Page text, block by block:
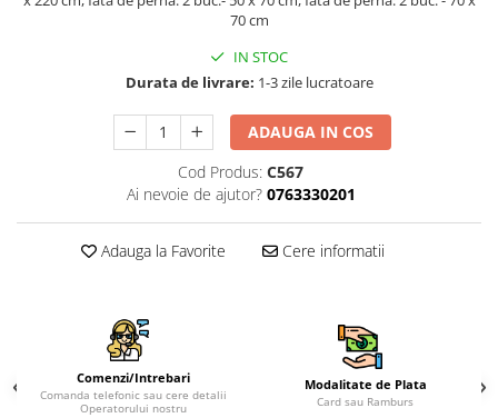
70 cm
IN STOC
Durata de livrare: 1-3 zile lucratoare
ADAUGA IN COS
Cod Produs: C567
Ai nevoie de ajutor? 0763330201
Adauga la Favorite Cere informatii
Comenzi/Intrebari
Comanda telefonic sau cere detalii
Operatorului nostru
Modalitate de Plata
Card sau Ramburs